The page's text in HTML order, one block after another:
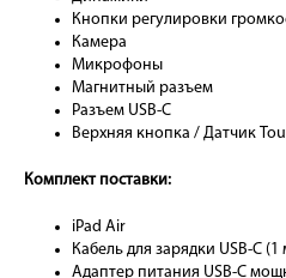
Кнопки регулировки
Камера
Микрофоны
Магнитный разъем
Разъем USB‑C
Верхняя кнопка / Датчик
Комплект поставки:
iPad Air
Кабель для зарядки USB-C (1
Адаптер питания USB‑C